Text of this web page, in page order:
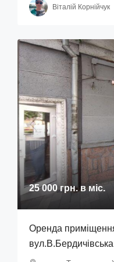
Віталій Корнійчук
25 000 грн.в міс.
Оренда